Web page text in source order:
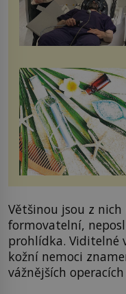
Většinou jsou z
formovatelní,
prohlídka. Viditelné
kožní nemoci
vážnějších